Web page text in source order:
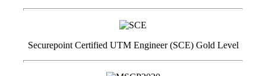
Securepoint Certified UTM Engineer (SCE) Gold Level